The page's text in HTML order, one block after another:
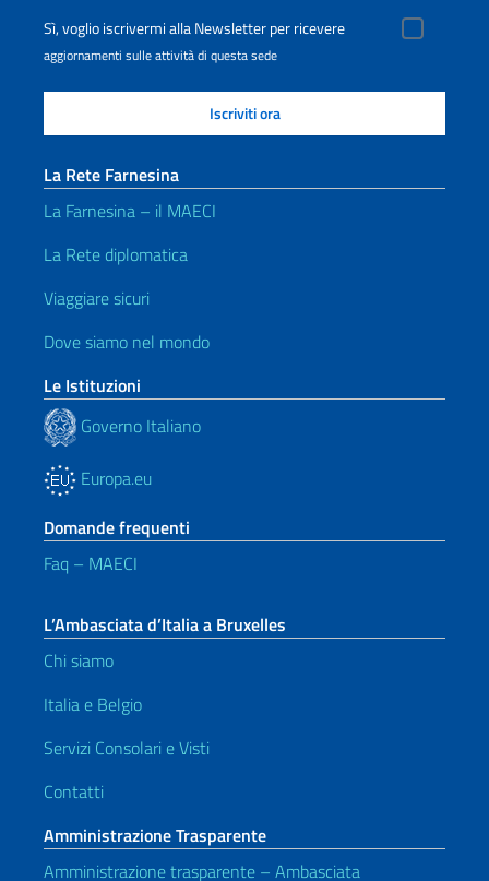
Sì, voglio iscrivermi alla Newsletter per ricevere
aggiornamenti sulle attività di questa sede
La Rete Farnesina
La Farnesina – il MAECI
La Rete diplomatica
Viaggiare sicuri
Dove siamo nel mondo
Le Istituzioni
Governo Italiano
Europa.eu
Domande frequenti
Faq – MAECI
L’Ambasciata d’Italia a Bruxelles
Chi siamo
Italia e Belgio
Servizi Consolari e Visti
Contatti
Amministrazione Trasparente
Amministrazione trasparente – Ambasciata